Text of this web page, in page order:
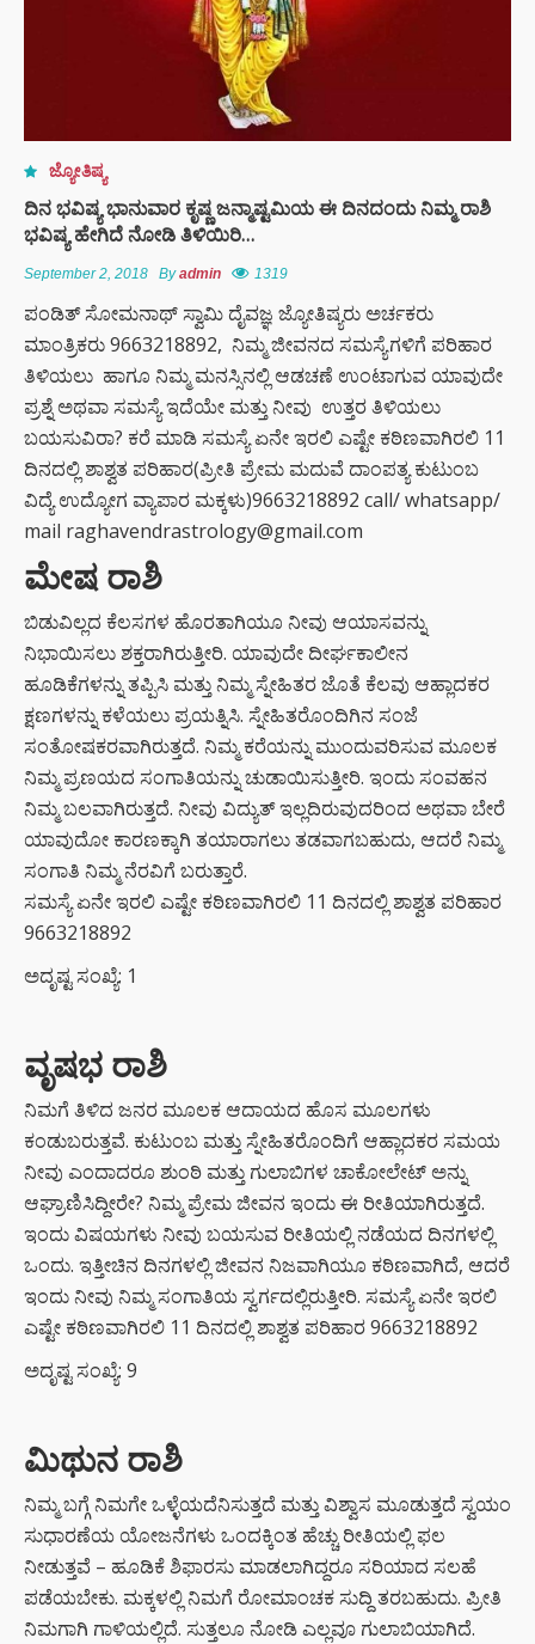
ಮಕ್ಕಳನ್ನೇ ಭಿಕ್ಷೆಗೆ
ಬ್ಯಾಕ್
ಗೆದ್ದು
ಇತಿಹಾಸ
ಶಿಕ್ಷಕರಿಗೆ
ಎಐ (AI)
ಆಧರಿತ
ಹಾಜರಾತಿ
ಫಜೀತಿ;
“ಸಿದ್ದರಾಮಯ್ಯ
ಸೀಕ್ರೆಟ್
ಗಾಂಧಿಗೆ
ಸೈಲೆಂಟ್
ಏಟು”
ಮುಖ್ಯಮಂತ್ರಿ
ಸಿದ್ದರಾಮಯ್ಯ
ಅವರು
ರಾಜೀನಾಮೆ
ಘೋಷಣೆ –
ಡಿಕೆ
ಮುಂದಿನ
ಅಪಾಯಗಳ
ಬಗ್ಗೆ
ತಿಳಿಯಲೇಬೇಕು!
DIGITAL
ARREST
SCAM : ವೃದ್ಧೆ
ಆಸ್ತಿ ಮಾರಿ
ಖಾತೆಯಲ್ಲಿಟ್ಟಿದ್ದ
24 ಕೋಟಿ ರೂ
ಹೊಡೆತ
ಬಿದ್ದಿದೆ.
ಸಿಲ್ಕಿ ಮತ್ತು
ಶೈನಿಂಗ್
ಜ್ಯೋತಿಷ್ಯ
ದಿನ ಭವಿಷ್ಯ ಭಾನುವಾರ ಕೃಷ್ಣ ಜನ್ಮಾಷ್ಟಮಿಯ ಈ ದಿನದಂದು ನಿಮ್ಮ ರಾಶಿ
ಭವಿಷ್ಯ ಹೇಗಿದೆ ನೋಡಿ ತಿಳಿಯಿರಿ…
September 2, 2018 Byadmin 1319
ಪಂಡಿತ್ ಸೋಮನಾಥ್ ಸ್ವಾಮಿ ದೈವಜ್ಞ ಜ್ಯೋತಿಷ್ಯರು ಅರ್ಚಕರು
ಮಾಂತ್ರಿಕರು 9663218892, ನಿಮ್ಮ ಜೀವನದ ಸಮಸ್ಯೆಗಳಿಗೆ ಪರಿಹಾರ
ತಿಳಿಯಲು ಹಾಗೂ ನಿಮ್ಮ ಮನಸ್ಸಿನಲ್ಲಿ ಆಡಚಣೆ ಉಂಟಾಗುವ ಯಾವುದೇ
ಪ್ರಶ್ನೆ ಅಥವಾ ಸಮಸ್ಯೆ ಇದೆಯೇ ಮತ್ತು ನೀವು ಉತ್ತರ ತಿಳಿಯಲು
ಬಯಸುವಿರಾ? ಕರೆ ಮಾಡಿ ಸಮಸ್ಯೆ ಏನೇ ಇರಲಿ ಎಷ್ಟೇ ಕಠಿಣವಾಗಿರಲಿ 11
ದಿನದಲ್ಲಿ ಶಾಶ್ವತ ಪರಿಹಾರ(ಪ್ರೀತಿ ಪ್ರೇಮ ಮದುವೆ ದಾಂಪತ್ಯ ಕುಟುಂಬ
ವಿದ್ಯೆ ಉದ್ಯೋಗ ವ್ಯಾಪಾರ ಮಕ್ಕಳು)9663218892 call/ whatsapp/
mail raghavendrastrology@gmail.com
ಮೇಷ ರಾಶಿ
ಬಿಡುವಿಲ್ಲದ ಕೆಲಸಗಳ ಹೊರತಾಗಿಯೂ ನೀವು ಆಯಾಸವನ್ನು
ನಿಭಾಯಿಸಲು ಶಕ್ತರಾಗಿರುತ್ತೀರಿ. ಯಾವುದೇ ದೀರ್ಘಕಾಲೀನ
ಹೂಡಿಕೆಗಳನ್ನು ತಪ್ಪಿಸಿ ಮತ್ತು ನಿಮ್ಮ ಸ್ನೇಹಿತರ ಜೊತೆ ಕೆಲವು ಆಹ್ಲಾದಕರ
ಕ್ಷಣಗಳನ್ನು ಕಳೆಯಲು ಪ್ರಯತ್ನಿಸಿ. ಸ್ನೇಹಿತರೊಂದಿಗಿನ ಸಂಜೆ
ಸಂತೋಷಕರವಾಗಿರುತ್ತದೆ. ನಿಮ್ಮ ಕರೆಯನ್ನು ಮುಂದುವರಿಸುವ ಮೂಲಕ
ನಿಮ್ಮ ಪ್ರಣಯದ ಸಂಗಾತಿಯನ್ನು ಚುಡಾಯಿಸುತ್ತೀರಿ. ಇಂದು ಸಂವಹನ
ನಿಮ್ಮ ಬಲವಾಗಿರುತ್ತದೆ. ನೀವು ವಿದ್ಯುತ್ ಇಲ್ಲದಿರುವುದರಿಂದ ಅಥವಾ ಬೇರೆ
ಯಾವುದೋ ಕಾರಣಕ್ಕಾಗಿ ತಯಾರಾಗಲು ತಡವಾಗಬಹುದು, ಆದರೆ ನಿಮ್ಮ
ಸಂಗಾತಿ ನಿಮ್ಮ ನೆರವಿಗೆ ಬರುತ್ತಾರೆ.
ಸಮಸ್ಯೆ ಏನೇ ಇರಲಿ ಎಷ್ಟೇ ಕಠಿಣವಾಗಿರಲಿ 11 ದಿನದಲ್ಲಿ ಶಾಶ್ವತ ಪರಿಹಾರ
9663218892
ಅದೃಷ್ಟ ಸಂಖ್ಯೆ: 1
ವೃಷಭ ರಾಶಿ
ನಿಮಗೆ ತಿಳಿದ ಜನರ ಮೂಲಕ ಆದಾಯದ ಹೊಸ ಮೂಲಗಳು
ಕಂಡುಬರುತ್ತವೆ. ಕುಟುಂಬ ಮತ್ತು ಸ್ನೇಹಿತರೊಂದಿಗೆ ಆಹ್ಲಾದಕರ ಸಮಯ
ನೀವು ಎಂದಾದರೂ ಶುಂಠಿ ಮತ್ತು ಗುಲಾಬಿಗಳ ಚಾಕೋಲೇಟ್ ಅನ್ನು
ಆಘ್ರಾಣಿಸಿದ್ದೀರೇ? ನಿಮ್ಮ ಪ್ರೇಮ ಜೀವನ ಇಂದು ಈ ರೀತಿಯಾಗಿರುತ್ತದೆ.
ಇಂದು ವಿಷಯಗಳು ನೀವು ಬಯಸುವ ರೀತಿಯಲ್ಲಿ ನಡೆಯದ ದಿನಗಳಲ್ಲಿ
ಒಂದು. ಇತ್ತೀಚಿನ ದಿನಗಳಲ್ಲಿ ಜೀವನ ನಿಜವಾಗಿಯೂ ಕಠಿಣವಾಗಿದೆ, ಆದರೆ
ಇಂದು ನೀವು ನಿಮ್ಮ ಸಂಗಾತಿಯ ಸ್ವರ್ಗದಲ್ಲಿರುತ್ತೀರಿ. ಸಮಸ್ಯೆ ಏನೇ ಇರಲಿ
ಎಷ್ಟೇ ಕಠಿಣವಾಗಿರಲಿ 11 ದಿನದಲ್ಲಿ ಶಾಶ್ವತ ಪರಿಹಾರ 9663218892
ಅದೃಷ್ಟ ಸಂಖ್ಯೆ: 9
ಮಿಥುನ ರಾಶಿ
ನಿಮ್ಮ ಬಗ್ಗೆ ನಿಮಗೇ ಒಳ್ಳೆಯದೆನಿಸುತ್ತದೆ ಮತ್ತು ವಿಶ್ವಾಸ ಮೂಡುತ್ತದೆ ಸ್ವಯಂ
ಸುಧಾರಣೆಯ ಯೋಜನೆಗಳು ಒಂದಕ್ಕಿಂತ ಹೆಚ್ಚು ರೀತಿಯಲ್ಲಿ ಫಲ
ನೀಡುತ್ತವೆ – ಹೂಡಿಕೆ ಶಿಫಾರಸು ಮಾಡಲಾಗಿದ್ದರೂ ಸರಿಯಾದ ಸಲಹೆ
ಪಡೆಯಬೇಕು. ಮಕ್ಕಳಲ್ಲಿ ನಿಮಗೆ ರೋಮಾಂಚಕ ಸುದ್ದಿ ತರಬಹುದು. ಪ್ರೀತಿ
ನಿಮಗಾಗಿ ಗಾಳಿಯಲ್ಲಿದೆ. ಸುತ್ತಲೂ ನೋಡಿ ಎಲ್ಲವೂ ಗುಲಾಬಿಯಾಗಿದೆ.